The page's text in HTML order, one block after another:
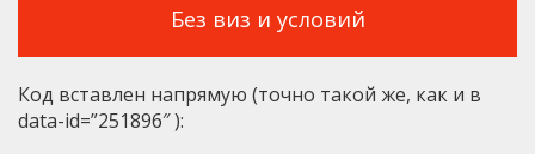
Без виз и условий
Код вставлен напрямую (точно такой же, как и в
data-id=”251896″ ):